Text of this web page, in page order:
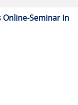
Seminar in